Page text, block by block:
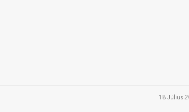
18 Július